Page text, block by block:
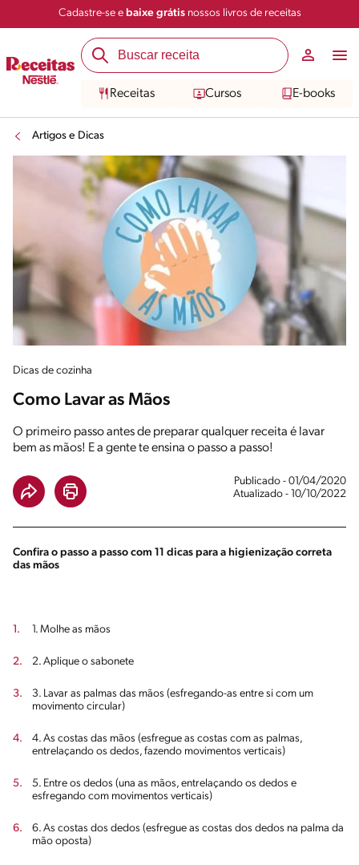
Cadastre-se e baixe grátisnossos livros de receitas
Receitas Cursos E-books
Artigos e Dicas
Dicas de cozinha
Como Lavar as Mãos
O primeiro passo antes de preparar qualquer receita é lavar
bem as mãos! E a gente te ensina o passo a passo!
Publicado - 01/04/2020
Atualizado - 10/10/2022
Confira o passo a passo com 11 dicas para a higienização correta
das mãos
1. Molhe as mãos
2. Aplique o sabonete
3. Lavar as palmas das mãos (esfregando-as entre si com um
movimento circular)
4. As costas das mãos (esfregue as costas com as palmas,
entrelaçando os dedos, fazendo movimentos verticais)
5. Entre os dedos (una as mãos, entrelaçando os dedos e
esfregando com movimentos verticais)
6. As costas dos dedos (esfregue as costas dos dedos na palma da
mão oposta)